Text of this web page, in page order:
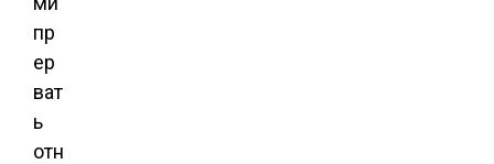
пр
ер
ват
ь
отн